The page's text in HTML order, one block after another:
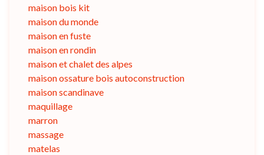
maison bois kit
maison du monde
maison en fuste
maison en rondin
maison et chalet des alpes
maison ossature bois autoconstruction
maison scandinave
maquillage
marron
massage
matelas